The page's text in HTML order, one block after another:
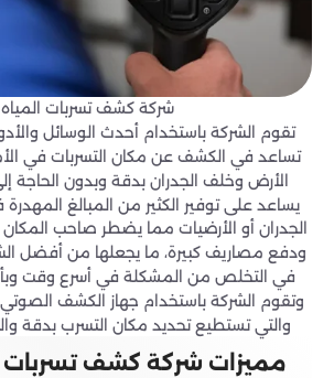
شركة كشف تسربات المياه
تقوم الشركة باستخدام أحدث الوسائل
تساعد في الكشف عن مكان التسربات في
الأرض وخلف الجدران بدقة وبدون الحاجة
يساعد على توفير الكثير من المبالغ
الجدران أو الأرضيات مما يضطر صاحب
ودفع مصاريف كبيرة، ما يجعلها من أفضل
في التخلص من المشكلة في أسرع وقت
وتقوم الشركة باستخدام جهاز الكشف الصوتي
والتي تستطيع تحديد مكان التسرب بدقة
مميزات شركة كشف تسربات